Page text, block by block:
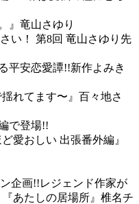
』竜山さゆり
い！ 第8回 竜山さゆり先
平安恋愛譚!!新作よみき
れてます〜』百々地さ
で登場!!
愛おしい 出張番外編』
企画!!レジェンド作家が
あたしの居場所』椎名チ